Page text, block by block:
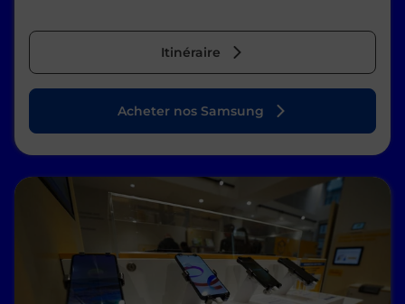
Itinéraire
Acheter nos Samsung